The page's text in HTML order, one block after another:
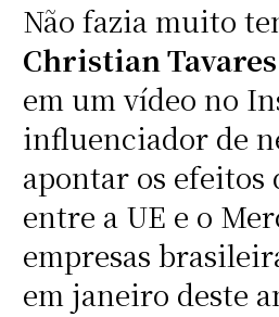
Não fazia muito
Christian Tavares
em um vídeo no
influenciador de
apontar os efeitos
entre a UE e o
empresas
em janeiro deste